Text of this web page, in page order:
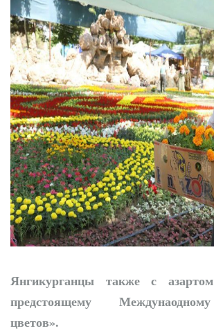
Точки роста
Нарынского
Новая жизнь
продолжаются
Янгикурганцы также с
предстоящему
цветов».